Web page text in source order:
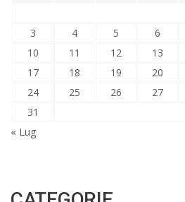
3
4 5 6
10
11 12 13
17
18 19 20
24
25 26 27
31
« Lug